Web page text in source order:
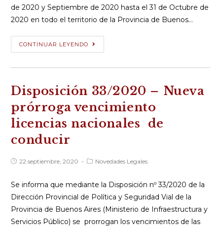
de 2020 y Septiembre de 2020 hasta el 31 de Octubre de
2020 en todo el territorio de la Provincia de Buenos…
CONTINUAR LEYENDO
13/2020
–
regulador
de
Verificación
Disposición 33/2020 – Nueva
prórroga vencimiento
licencias nacionales de
conducir
Publicación
entrada:
22 septiembre, 2020
Categoría
entrada:
Novedades Legales
Se informa que mediante la Disposición nº 33/2020 de la
Dirección Provincial de Política y Seguridad Vial de la
Provincia de Buenos Aires (Ministerio de Infraestructura y
Servicios Público) se prorrogan los vencimientos de las